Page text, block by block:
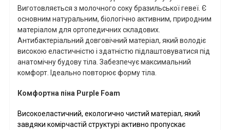
Виготовляється з молочного соку бразильської гевеї. Є
основним натуральним, біологічно активним, природним
матеріалом для ортопедичних складових.
Антибактеріальний довговічний матеріал, який володіє
високою еластичністю і здатністю підлаштовуватися під
анатомічну будову тіла. Забезпечує максимальний
комфорт. Ідеально повторює форму тіла.
Комфортна піна Purple Foam
Високоеластичний, екологично чистий матеріал, який
завдяки комірчастій структурі активно пропускає